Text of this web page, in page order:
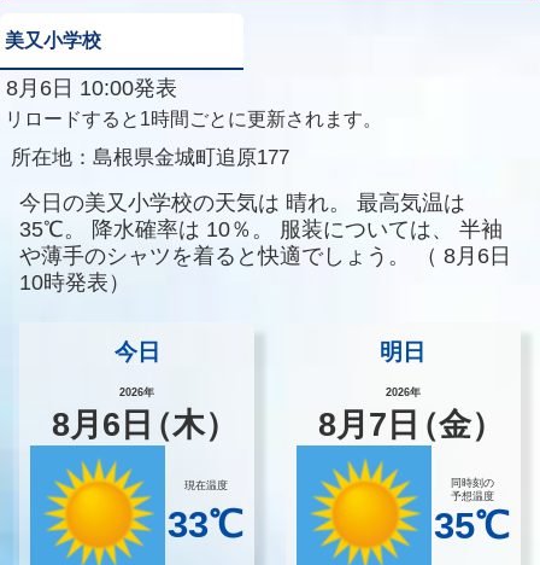
美又小学校
8月6日 10:00発表
リロードすると1時間ごとに更新されます。
所在地： 島根県金城町追原177
今日の美又小学校の天気は 晴れ。
最高気温は
35℃。
降水確率は 10％。 服装については、
半袖
や薄手のシャツを着ると快適でしょう。
（ 8月6日
10時発表）
今日
2026年
8月 6 日（木）
現在温度
33℃
明日
2026年
8月 7 日（金）
同時刻の
予想温度
35℃